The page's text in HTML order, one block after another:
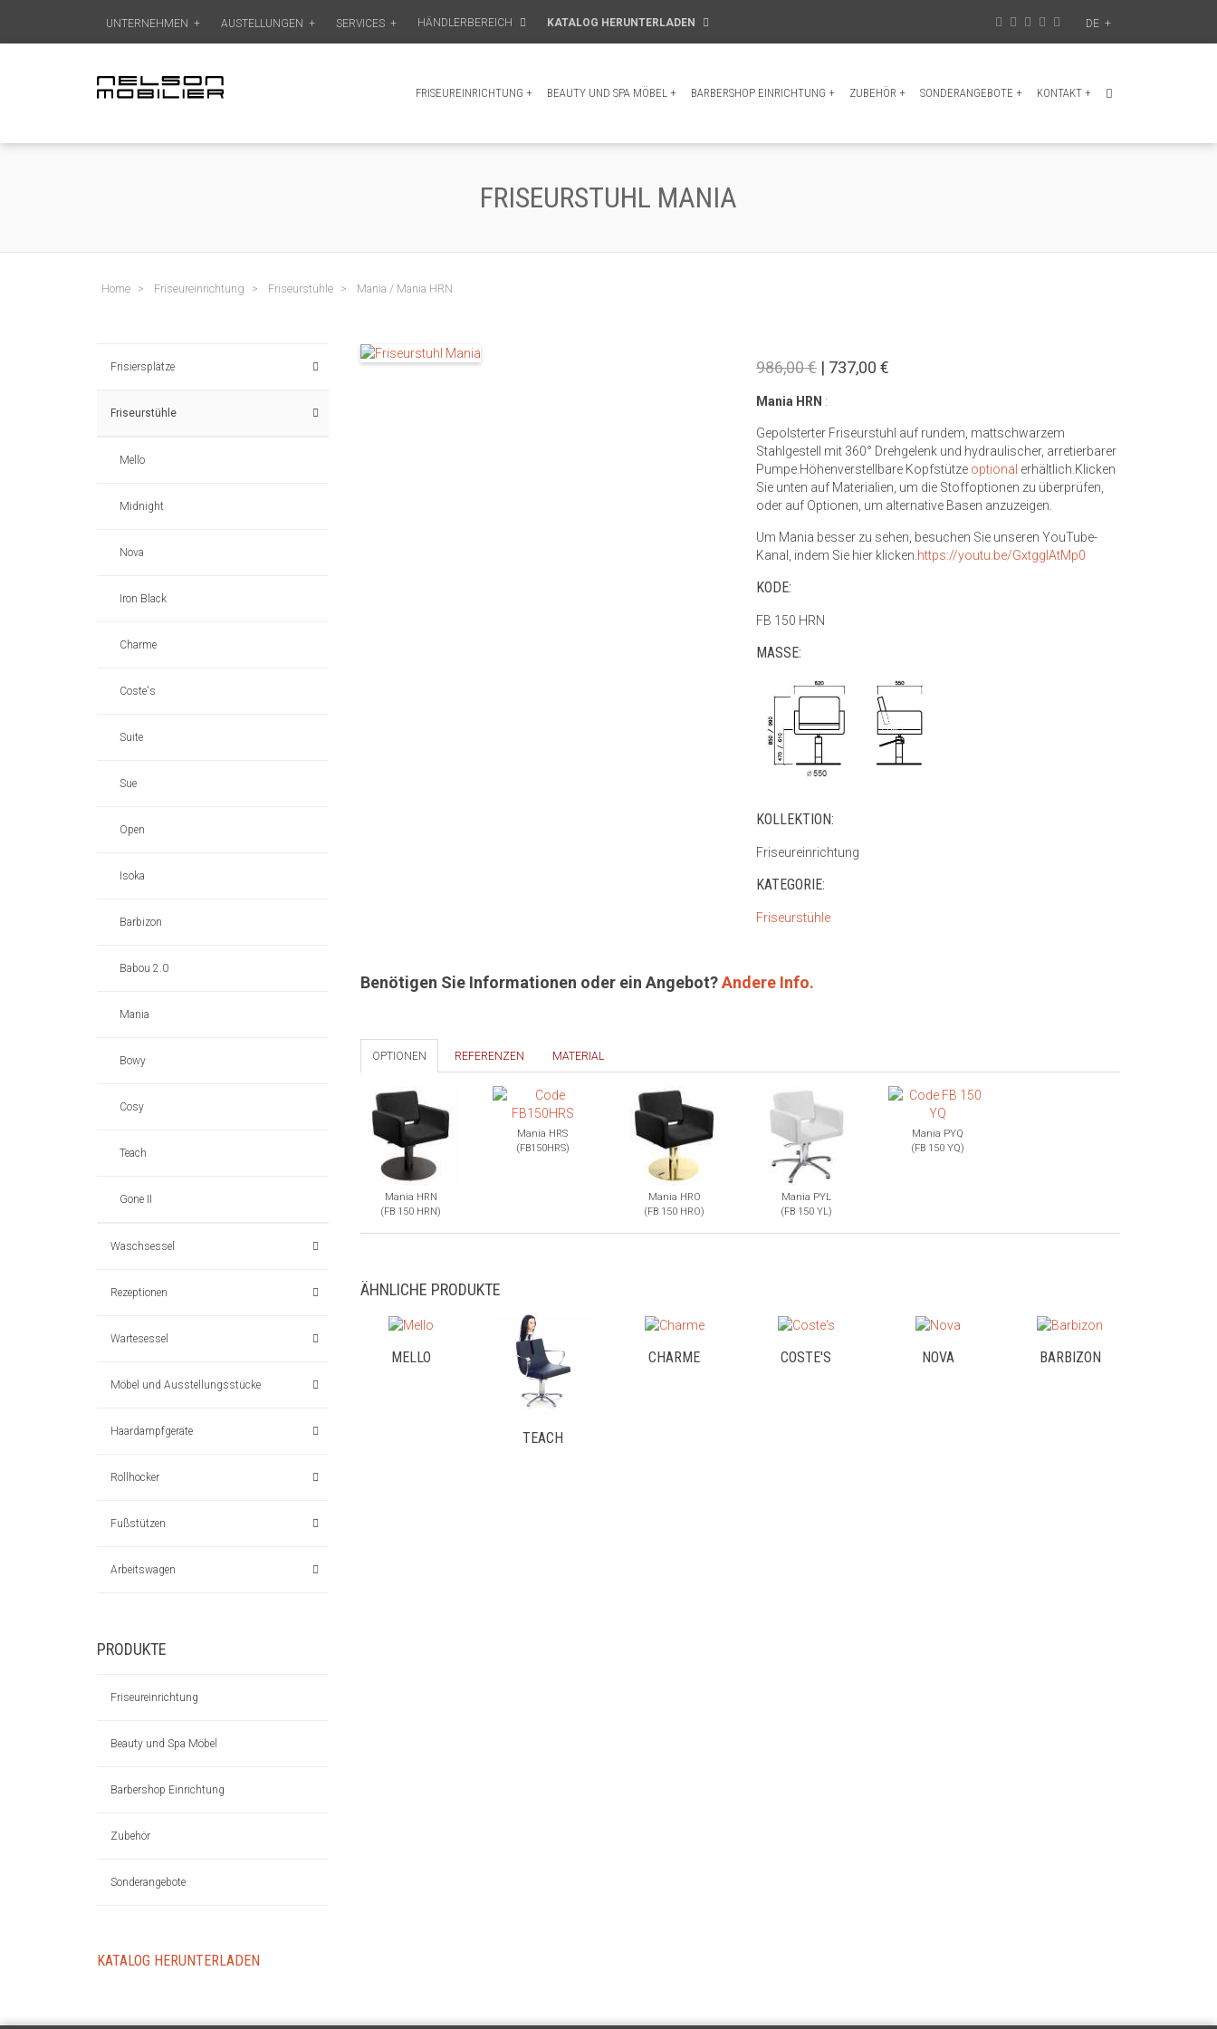
UNTERNEHMEN + AUSTELLUNGEN + SERVICES + HÄNDLERBEREICH KATALOG HERUNTERLADEN DE +
FRISEUREINRICHTUNG + BEAUTY UND SPA MÖBEL + BARBERSHOP EINRICHTUNG + ZUBEHÖR + SONDERANGEBOTE + KONTAKT +
FRISEURSTUHL MANIA
Home Friseureinrichtung Friseurstühle Mania / Mania HRN
Frisiersplätze
Friseurstühle
Mello
Midnight
Nova
Iron Black
Charme
Coste's
Suite
Sue
Open
Isoka
Barbizon
Babou 2.0
Mania
Bowy
Cosy
Teach
Gone II
Waschsessel
Rezeptionen
Wartesessel
Möbel und Ausstellungsstücke
Haardampfgeräte
Rollhocker
Fußstützen
Arbeitswagen
PRODUKTE
Friseureinrichtung
Beauty und Spa Möbel
Barbershop Einrichtung
Zubehör
Sonderangebote
KATALOG HERUNTERLADEN
986,00 € | 737,00 €
Mania HRN :
Gepolsterter Friseurstuhl auf rundem, mattschwarzem
Stahlgestell mit 360° Drehgelenk und hydraulischer, arretierbarer
Pumpe.Höhenverstellbare Kopfstütze optional erhältlich.Klicken
Sie unten auf Materialien, um die Stoffoptionen zu überprüfen,
oder auf Optionen, um alternative Basen anzuzeigen.
Um Mania besser zu sehen, besuchen Sie unseren YouTube-
Kanal, indem Sie hier klicken. https://youtu.be/GxtgglAtMp0
KODE:
FB 150 HRN
MASSE:
KOLLEKTION:
Friseureinrichtung
KATEGORIE:
Friseurstühle
Benötigen Sie Informationen oder ein Angebot?Andere Info.
OPTIONEN REFERENZEN MATERIAL
Mania HRN
(FB 150 HRN)
Mania HRS
(FB150HRS)
Mania HRO
(FB 150 HRO)
Mania PYL
(FB 150 YL)
Mania PYQ
(FB 150 YQ)
ÄHNLICHE PRODUKTE
MELLO
TEACH
CHARME COSTE'S NOVA BARBIZON